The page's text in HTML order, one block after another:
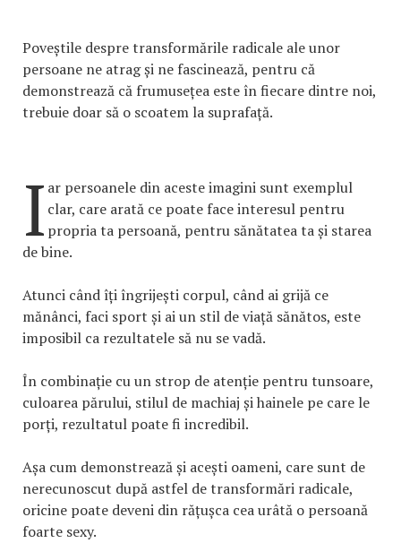
Poveștile despre transformările radicale ale unor
persoane ne atrag și ne fascinează, pentru că
demonstrează că frumusețea este în fiecare dintre noi,
trebuie doar să o scoatem la suprafață.
I ar persoanele din aceste imagini sunt exemplul
clar, care arată ce poate face interesul pentru
propria ta persoană, pentru sănătatea ta și starea
de bine.
Atunci când îți îngrijești corpul, când ai grijă ce
mănânci, faci sport și ai un stil de viață sănătos, este
imposibil ca rezultatele să nu se vadă.
În combinație cu un strop de atenție pentru tunsoare,
culoarea părului, stilul de machiaj și hainele pe care le
porți, rezultatul poate fi incredibil.
Așa cum demonstrează și acești oameni, care sunt de
nerecunoscut după astfel de transformări radicale,
oricine poate deveni din rățușca cea urâtă o persoană
foarte sexy.